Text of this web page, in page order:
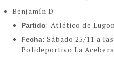
Benjamín D
Partido: Atlético de
Fecha:Sábado 25/11 a
Polideportivo La